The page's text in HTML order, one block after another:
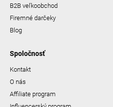
B2B veľkoobchod
Firemné darčeky
Blog
Spoločnosť
Kontakt
O nás
Affiliate program